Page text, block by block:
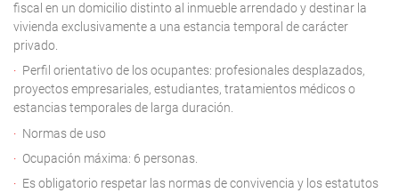
fiscal en un domicilio distinto al inmueble arrendado y destinar la
vivienda exclusivamente a una estancia temporal de carácter
privado.
Perfil orientativo de los ocupantes: profesionales desplazados,
proyectos empresariales, estudiantes, tratamientos médicos o
estancias temporales de larga duración.
Normas de uso
Ocupación máxima: 6 personas.
Es obligatorio respetar las normas de convivencia y los estatutos